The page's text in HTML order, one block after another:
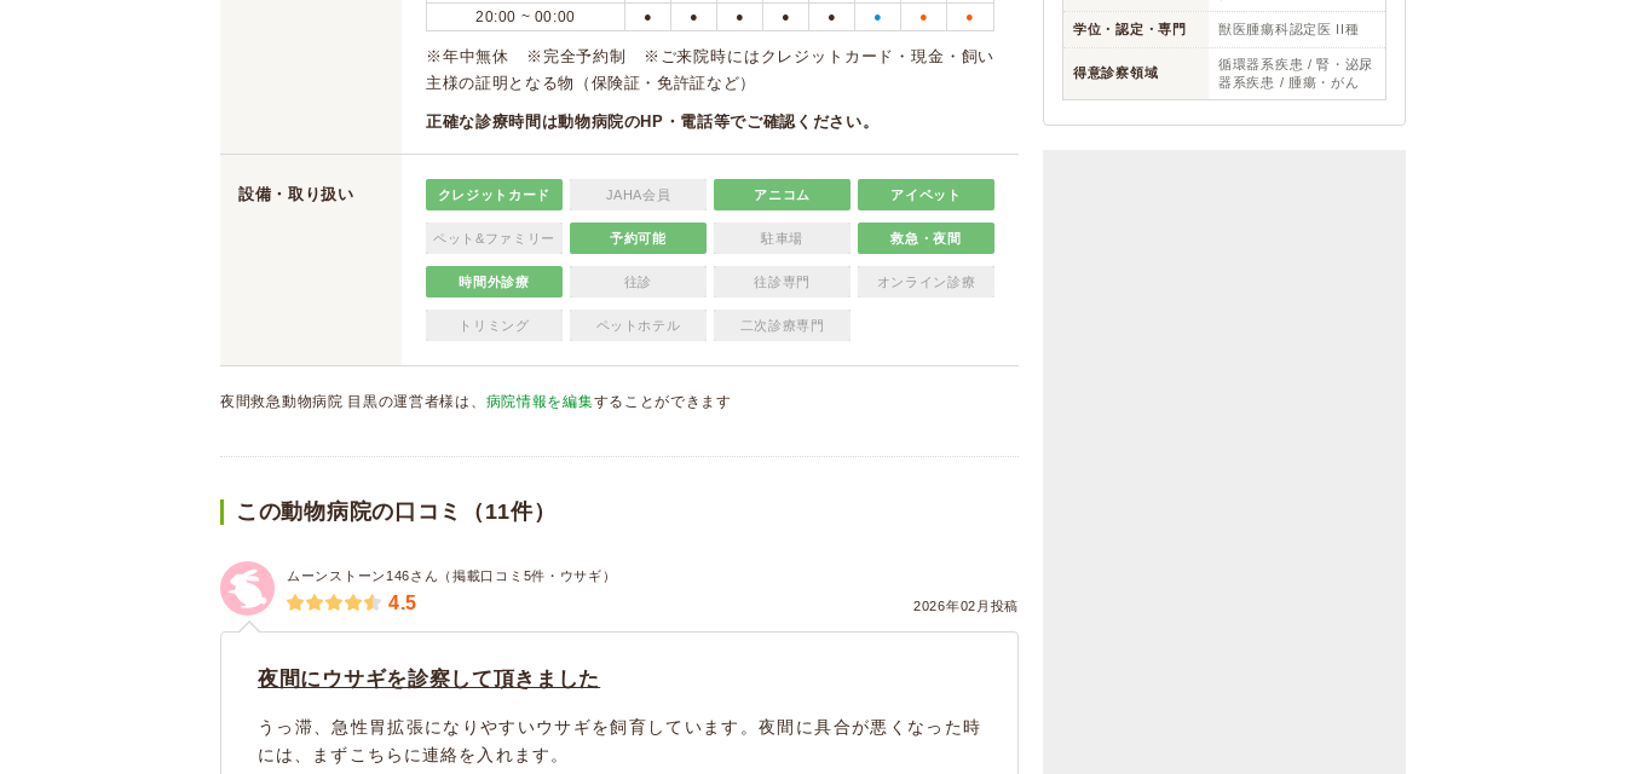
20:00 ~ 00:00 ● ● ● ● ● ● ● ●
※年中無休 ※完全予約制 ※ご来院時にはクレジットカード・現金・飼い
主様の証明となる物（保険証・免許証など）
正確な診療時間は動物病院のHP・電話等でご確認ください。
設備・取り扱い クレジットカード JAHA会員 アニコム アイペット
ペット&ファミリー 予約可能 駐車場 救急・夜間
時間外診療 往診 往診専門 オンライン診療
トリミング ペットホテル 二次診療専門
夜間救急動物病院 目黒の運営者様は、 病院情報を編集することができます
この動物病院の口コミ（11件）
ムーンストーン146さん（掲載口コミ5件・ウサギ）
2026年02月投稿
4.5
夜間にウサギを診察して頂きました
うっ滞、急性胃拡張になりやすいウサギを飼育しています。夜間に具合が悪くなった時
には、まずこちらに連絡を入れます。
学位・認定・専門 獣医腫瘍科認定医 II種
得意診察領域
循環器系疾患 / 腎・泌尿
器系疾患 / 腫瘍・がん